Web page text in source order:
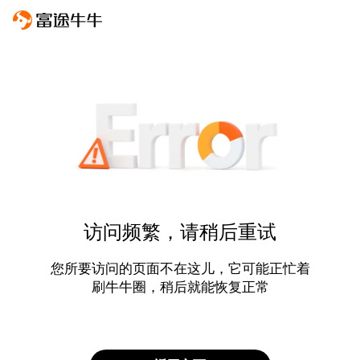
访问频繁，请稍后重试
您所要访问的页面不在这儿，它可能正忙着
刷牛牛圈，稍后就能恢复正常